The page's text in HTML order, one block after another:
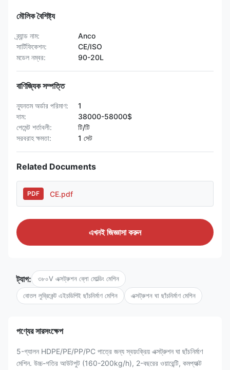
মৌলিক বৈশিষ্ট্য
ব্র্যান্ড নাম:
Anco
সার্টিফিকেশন:
CE/ISO
মডেল নম্বর:
90-20L
বাণিজ্যিক সম্পত্তি
ন্যূনতম অর্ডার পরিমাণ:
1
দাম:
38000-58000$
পেমেন্ট শর্তাবলী:
টি/টি
সরবরাহ ক্ষমতা:
1 সেট
Related Documents
PDF CE.pdf
এখনই জিজ্ঞাসা করুন
ট্যাগ: ৩৮০V এক্সট্রুশন ব্লো মোল্ডিং মেশিন
বোতল লুব্রিকেন্ট এইচডিপিই ছাঁচনির্মাণ মেশিন এক্সট্রুশন ঘা ছাঁচনির্মাণ মেশিন
পণ্যের সারসংক্ষেপ
5-গ্যালন HDPE/PE/PP/PC পাত্রে জন্য স্বয়ংক্রিয় এক্সট্রুশন ঘা ছাঁচনির্মাণ
মেশিন. উচ্চ-গতির আউটপুট (160-200kg/h), 2-বছরের ওয়ারেন্টি, কমপ্যাক্ট